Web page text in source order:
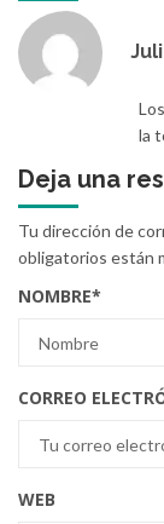
la
Deja una
Tu dirección de
obligatorios están
NOMBRE*
CORREO
WEB